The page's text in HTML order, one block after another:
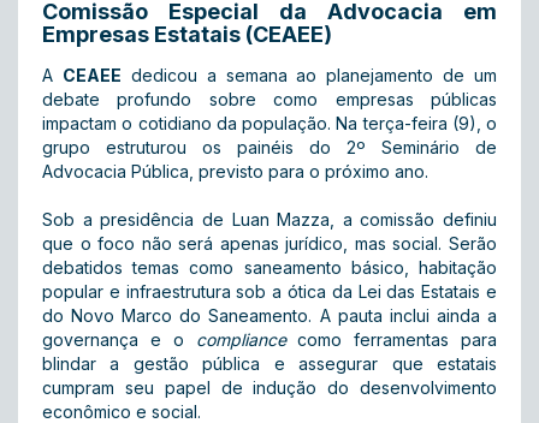
Comissão Especial da Advocacia em
Empresas Estatais (CEAEE)
A CEAEE dedicou a semana ao planejamento de um
debate profundo sobre como empresas públicas
impactam o cotidiano da população. Na terça-feira (9), o
grupo estruturou os painéis do 2º Seminário de
Advocacia Pública, previsto para o próximo ano.
Sob a presidência de Luan Mazza, a comissão definiu
que o foco não será apenas jurídico, mas social. Serão
debatidos temas como saneamento básico, habitação
popular e infraestrutura sob a ótica da Lei das Estatais e
do Novo Marco do Saneamento. A pauta inclui ainda a
governança e o compliancecomo ferramentas para
blindar a gestão pública e assegurar que estatais
cumpram seu papel de indução do desenvolvimento
econômico e social.